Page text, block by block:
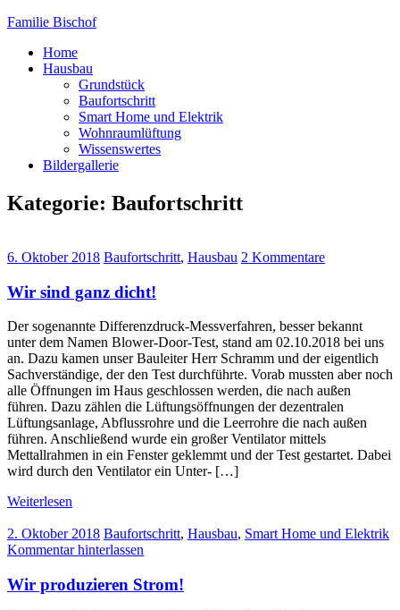
Familie Bischof
Home
Hausbau
Grundstück
Baufortschritt
Smart Home und Elektrik
Wohnraumlüftung
Wissenswertes
Bildergallerie
Kategorie: Baufortschritt
6. Oktober 2018 Baufortschritt, Hausbau 2 Kommentare
Wir sind ganz dicht!
Der sogenannte Differenzdruck-Messverfahren, besser bekannt
unter dem Namen Blower-Door-Test, stand am 02.10.2018 bei uns
an. Dazu kamen unser Bauleiter Herr Schramm und der eigentlich
Sachverständige, der den Test durchführte. Vorab mussten aber noch
alle Öffnungen im Haus geschlossen werden, die nach außen
führen. Dazu zählen die Lüftungsöffnungen der dezentralen
Lüftungsanlage, Abflussrohre und die Leerrohre die nach außen
führen. Anschließend wurde ein großer Ventilator mittels
Mettallrahmen in ein Fenster geklemmt und der Test gestartet. Dabei
wird durch den Ventilator ein Unter- […]
Weiterlesen
2. Oktober 2018 Baufortschritt, Hausbau, Smart Home und Elektrik
Kommentar hinterlassen
Wir produzieren Strom!